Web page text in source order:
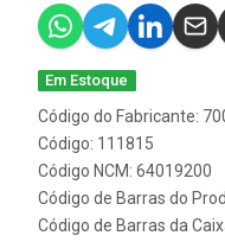
Em Estoque
Código do Fabricante:
Código: 111815
Código NCM: 64019200
Código de Barras do
Código de Barras da